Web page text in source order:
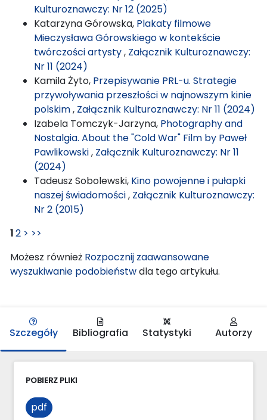
Kulturoznawczy: Nr 12 (2025)
Katarzyna Górowska, Plakaty filmowe
Mieczysława Górowskiego w kontekście
twórczości artysty, Załącznik Kulturoznawczy:
Nr 11 (2024)
Kamila Żyto, Przepisywanie PRL-u. Strategie
przywoływania przeszłości w najnowszym kinie
polskim, Załącznik Kulturoznawczy: Nr 11 (2024)
Izabela Tomczyk-Jarzyna, Photography and
Nostalgia. About the "Cold War" Film by Paweł
Pawlikowski, Załącznik Kulturoznawczy: Nr 11
(2024)
Tadeusz Sobolewski, Kino powojenne i pułapki
naszej świadomości, Załącznik Kulturoznawczy:
Nr 2 (2015)
12 > >>
Możesz również Rozpocznij zaawansowane
wyszukiwanie podobieństwdla tego artykułu.
Szczegóły Bibliografia Statystyki Autorzy
POBIERZ PLIKI
pdf